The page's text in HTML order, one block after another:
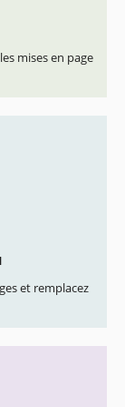
mises en page
et remplacez